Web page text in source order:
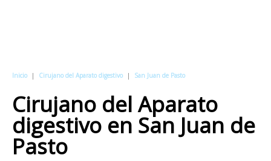
Inicio | Cirujano del Aparato digestivo | San Juan de Pasto
Cirujano del Aparato
digestivo en San Juan de
Pasto